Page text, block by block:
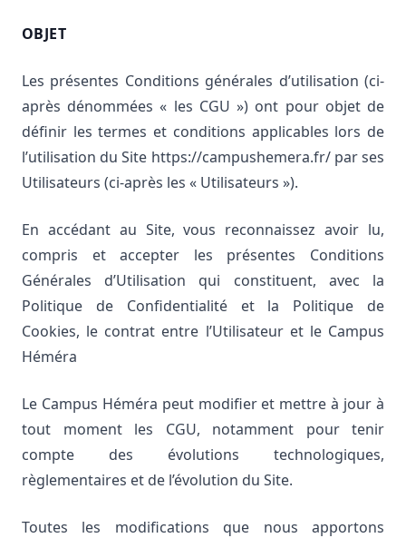
OBJET
Les présentes Conditions générales d’utilisation (ci-
après dénommées « les CGU ») ont pour objet de
définir les termes et conditions applicables lors de
l’utilisation du Site https://campushemera.fr/ par ses
Utilisateurs (ci-après les « Utilisateurs »).
En accédant au Site, vous reconnaissez avoir lu,
compris et accepter les présentes Conditions
Générales d’Utilisation qui constituent, avec la
Politique de Confidentialité et la Politique de
Cookies, le contrat entre l’Utilisateur et le Campus
Héméra
Le Campus Héméra peut modifier et mettre à jour à
tout moment les CGU, notamment pour tenir
compte des évolutions technologiques,
règlementaires et de l’évolution du Site.
Toutes les modifications que nous apportons